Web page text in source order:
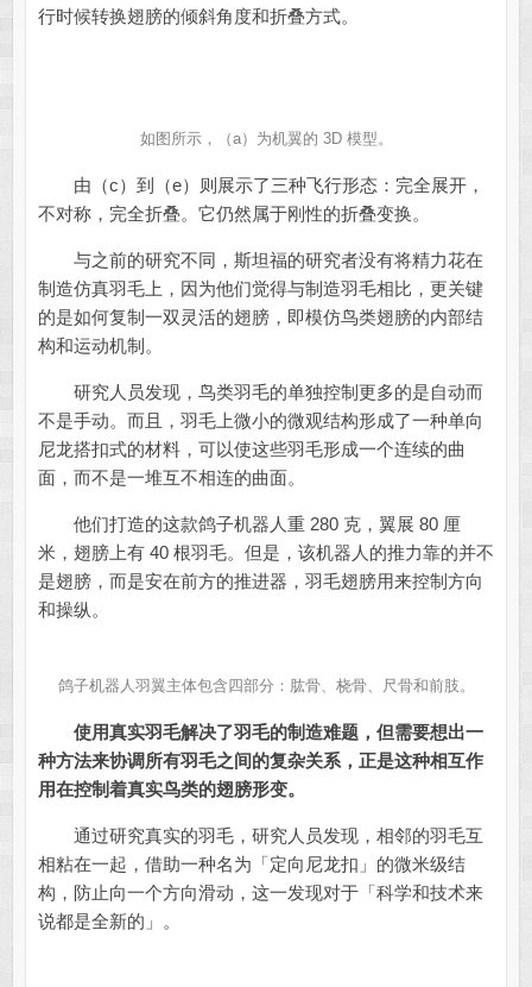
行时候转换翅膀的倾斜角度和折叠方式。
如图所示，（a）为机翼的 3D 模型。
由（c）到（e）则展示了三种飞行形态：完全展开，
不对称，完全折叠。它仍然属于刚性的折叠变换。
与之前的研究不同，斯坦福的研究者没有将精力花在
制造仿真羽毛上，因为他们觉得与制造羽毛相比，更关键
的是如何复制一双灵活的翅膀，即模仿鸟类翅膀的内部结
构和运动机制。
研究人员发现，鸟类羽毛的单独控制更多的是自动而
不是手动。而且，羽毛上微小的微观结构形成了一种单向
尼龙搭扣式的材料，可以使这些羽毛形成一个连续的曲
面，而不是一堆互不相连的曲面。
他们打造的这款鸽子机器人重 280 克，翼展 80 厘
米，翅膀上有 40 根羽毛。但是，该机器人的推力靠的并不
是翅膀，而是安在前方的推进器，羽毛翅膀用来控制方向
和操纵。
鸽子机器人羽翼主体包含四部分：肱骨、桡骨、尺骨和前肢。
使用真实羽毛解决了羽毛的制造难题，但需要想出一
种方法来协调所有羽毛之间的复杂关系，正是这种相互作
用在控制着真实鸟类的翅膀形变。
通过研究真实的羽毛，研究人员发现，相邻的羽毛互
相粘在一起，借助一种名为「定向尼龙扣」的微米级结
构，防止向一个方向滑动，这一发现对于「科学和技术来
说都是全新的」。